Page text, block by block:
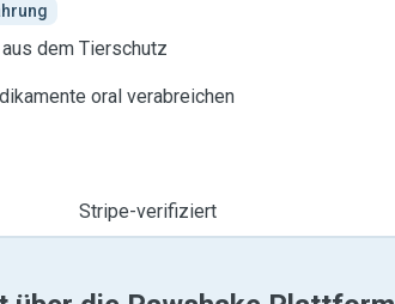
dem Tierschutz
oral verabreichen
Stripe-verifiziert